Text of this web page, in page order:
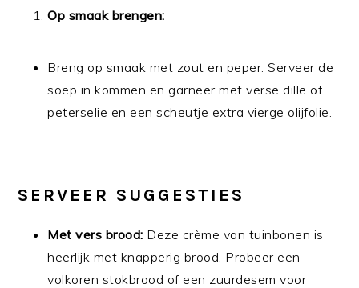
Op smaak brengen:
Breng op smaak met zout en peper. Serveer de
soep in kommen en garneer met verse dille of
peterselie en een scheutje extra vierge olijfolie.
SERVEER SUGGESTIES
Met vers brood: Deze crème van tuinbonen is
heerlijk met knapperig brood. Probeer een
volkoren stokbrood of een zuurdesem voor